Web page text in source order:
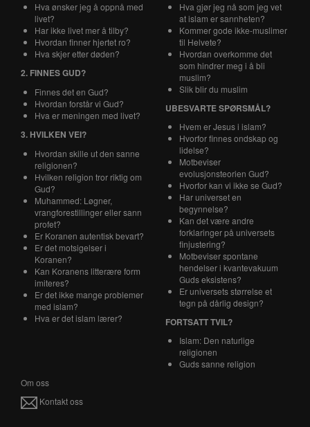
Hva ønsker jeg å oppnå med
livet?
Har ikke livet mer å tilby?
Hvordan finner hjertet ro?
Hva skjer etter døden?
2. FINNES GUD?
Finnes det en Gud?
Hvordan forstår vi Gud?
Hva er meningen med livet?
3. HVILKEN VEI?
Hvordan skille ut den sanne
religionen?
Hvilken religion tror riktig om
Gud?
Muhammed: Løgner,
vrangforestillinger eller sann
profet?
Er Koranen autentisk bevart?
Er det motsigelser i
Koranen?
Kan Koranens litterære form
imiteres?
Er det ikke mange problemer
med islam?
Hva er det islam lærer?
Hva gjør jeg nå som jeg vet
at islam er sannheten?
Kommer gode ikke-muslimer
til Helvete?
Hvordan overkomme det
som hindrer meg i å bli
muslim?
Slik blir du muslim
UBESVARTE SPØRSMÅL?
Hvem er Jesus i islam?
Hvorfor finnes ondskap og
lidelse?
Motbeviser
evolusjonsteorien Gud?
Hvorfor kan vi ikke se Gud?
Har universet en
begynnelse?
Kan det være andre
forklaringer på universets
finjustering?
Motbeviser spontane
hendelser i kvantevakuum
Guds eksistens?
Er universets størrelse et
tegn på dårlig design?
FORTSATT TVIL?
Islam: Den naturlige
religionen
Guds sanne religion
Om oss
Kontakt oss